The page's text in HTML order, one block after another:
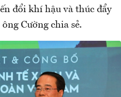
đổi khí hậu và thúc đẩy
Cường chia sẻ.